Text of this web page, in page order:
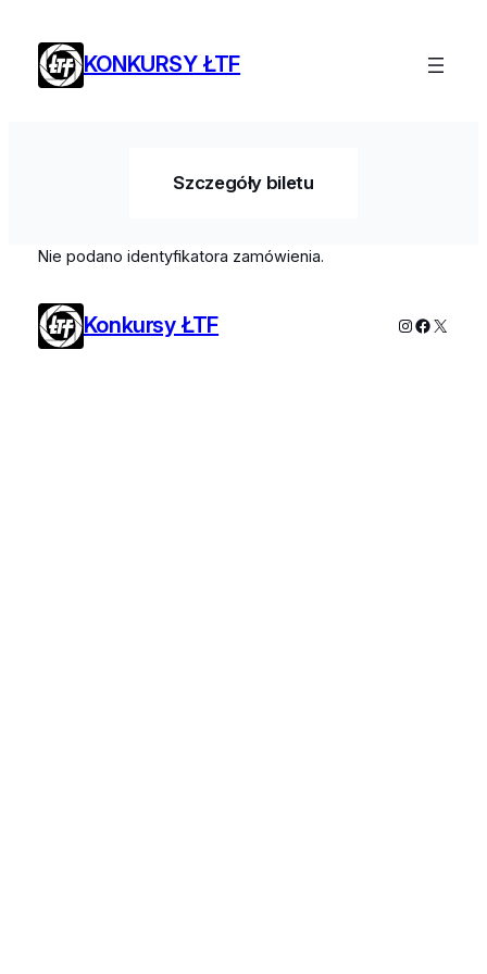
treści
KONKURSY ŁTF
Szczegóły biletu
Nie podano identyfikatora zamówienia.
Konkursy ŁTF Instagram
X